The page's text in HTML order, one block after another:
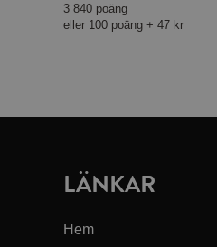
3 840 poäng
eller 100 poäng +47 kr
LÄNKAR
Hem